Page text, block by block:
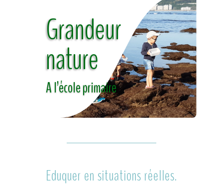
Grandeur
nature
A l’école primaire
Eduquer en situations réelles.